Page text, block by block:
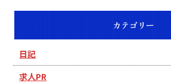
カテゴリー
日記
求人PR